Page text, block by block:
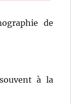
de
à la